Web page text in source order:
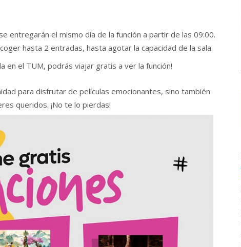
entregarán el mismo día de la función a partir de las 09:00.
hasta 2 entradas, hasta agotar la capacidad de la sala.
en el TUM, podrás viajar gratis a ver la función!
para disfrutar de películas emocionantes, sino también
queridos. ¡No te lo pierdas!